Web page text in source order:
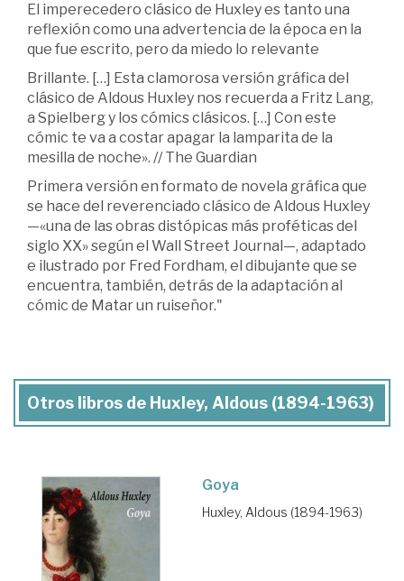
El imperecedero clásico de Huxley es tanto una
reflexión como una advertencia de la época en la
que fue escrito, pero da miedo lo relevante
Brillante. […] Esta clamorosa versión gráfica del
clásico de Aldous Huxley nos recuerda a Fritz Lang,
a Spielberg y los cómics clásicos. […] Con este
cómic te va a costar apagar la lamparita de la
mesilla de noche». // The Guardian
Primera versión en formato de novela gráfica que
se hace del reverenciado clásico de Aldous Huxley
—«una de las obras distópicas más proféticas del
siglo XX» según el Wall Street Journal—, adaptado
e ilustrado por Fred Fordham, el dibujante que se
encuentra, también, detrás de la adaptación al
cómic de Matar un ruiseñor."
Otros libros de Huxley, Aldous (1894-1963)
Goya
Huxley, Aldous (1894-1963)